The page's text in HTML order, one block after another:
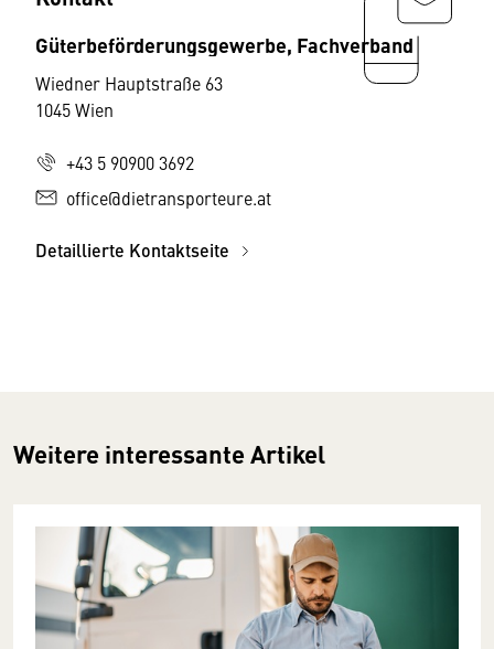
Güterbeförderungsgewerbe, Fachverband
Wiedner Hauptstraße 63
1045 Wien
+43 5 90900 3692
office@dietransporteure.at
Detaillierte Kontaktseite
Weitere interessante Artikel